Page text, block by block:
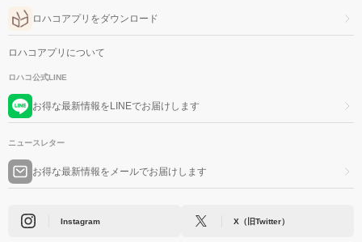
ロハコアプリをダウンロード
ロハコアプリについて
ロハコ公式LINE
お得な最新情報をLINEでお届けします
ニュースレター
お得な最新情報をメールでお届けします
Instagram X（旧Twitter）